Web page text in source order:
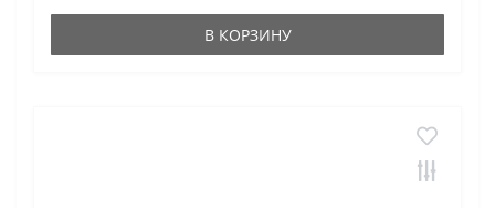
В КОРЗИНУ